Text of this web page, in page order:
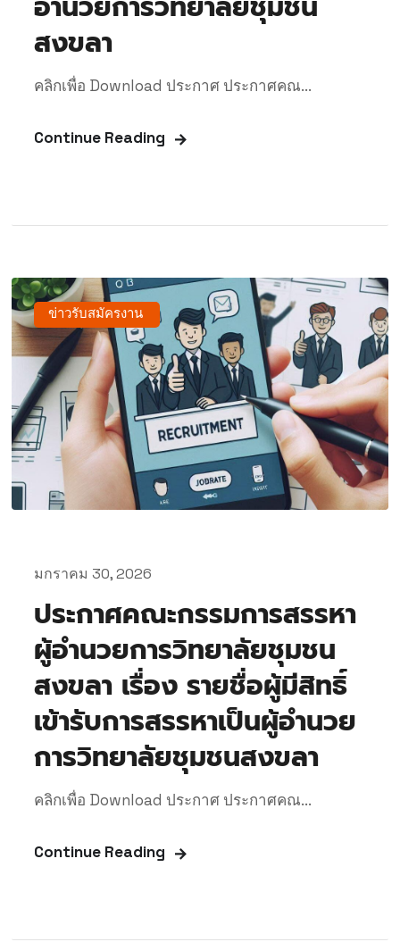
สงขลา
คลิกเพื่อ Download ประกาศ ประกาศคณ...
Continue Reading
ข่าวรับสมัครงาน
มกราคม 30, 2026
ประกาศคณะกรรมการสรรหา
ผู้อำนวยการวิทยาลัยชุมชน
สงขลา เรื่อง รายชื่อผู้มีสิทธิ์
เข้ารับการสรรหาเป็นผู้อำนวย
การวิทยาลัยชุมชนสงขลา
คลิกเพื่อ Download ประกาศ ประกาศคณ...
Continue Reading